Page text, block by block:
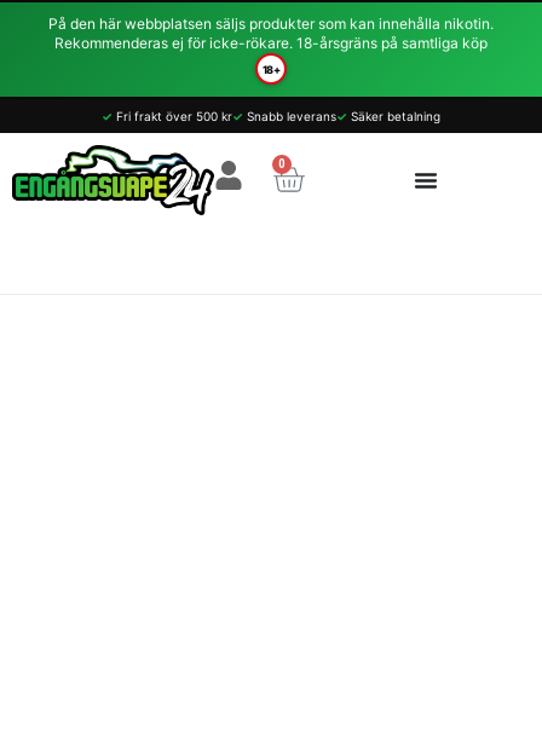
På den här webbplatsen säljs produkter som kan innehålla nikotin.
Rekommenderas ej för icke-rökare. 18-årsgräns på samtliga köp
18+
Hoppa
✓ Fri frakt över 500 kr✓ Snabb leverans✓ Säker betalning
0
Varukorg